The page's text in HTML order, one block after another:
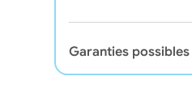
Garanties possibles